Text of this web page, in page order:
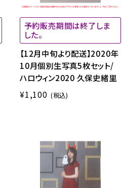
予約販売期間は終了しま
した。
【12月中旬より配送】2020年
10月個別生写真5枚セット/
ハロウィン2020 久保史緒里
¥1,100 (税込)